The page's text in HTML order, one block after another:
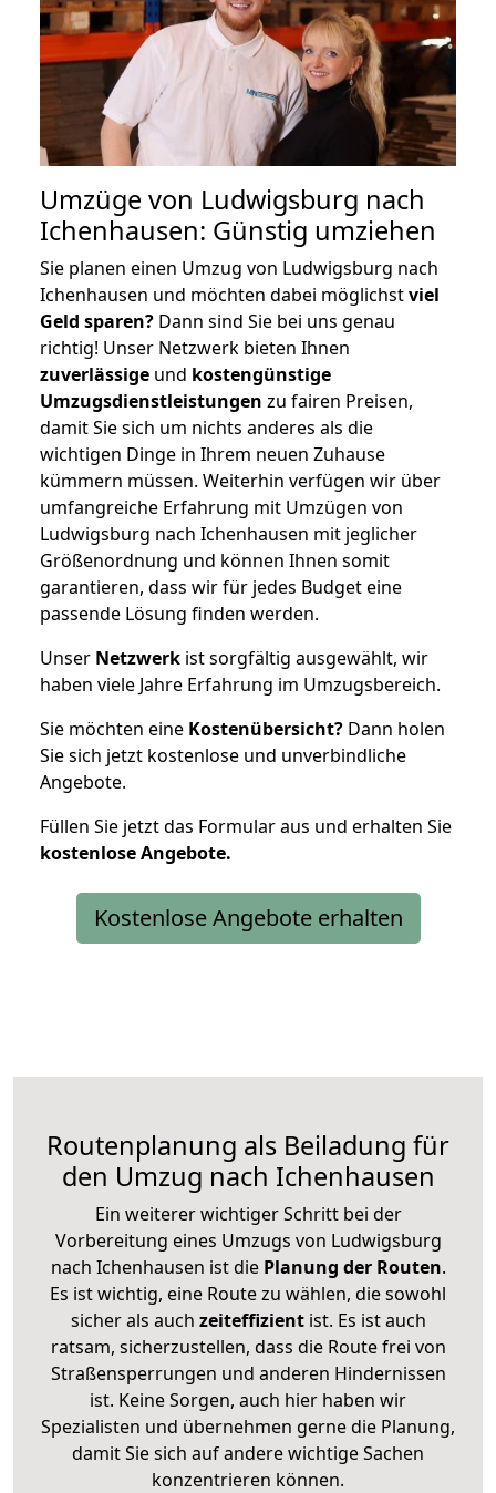
Umzüge von Ludwigsburg nach
Ichenhausen: Günstig umziehen
Sie planen einen Umzug von Ludwigsburg nach
Ichenhausen und möchten dabei möglichstviel
Geld sparen? Dann sind Sie bei uns genau
richtig! Unser Netzwerk bieten Ihnen
zuverlässige und kostengünstige
Umzugsdienstleistungen zu fairen Preisen,
damit Sie sich um nichts anderes als die
wichtigen Dinge in Ihrem neuen Zuhause
kümmern müssen. Weiterhin verfügen wir über
umfangreiche Erfahrung mit Umzügen von
Ludwigsburg nach Ichenhausen mit jeglicher
Größenordnung und können Ihnen somit
garantieren, dass wir für jedes Budget eine
passende Lösung finden werden.
Unser Netzwerk ist sorgfältig ausgewählt, wir
haben viele Jahre Erfahrung im Umzugsbereich.
Sie möchten eine Kostenübersicht? Dann holen
Sie sich jetzt kostenlose und unverbindliche
Angebote.
Füllen Sie jetzt das Formular aus und erhalten Sie
kostenloseAngebote.
Kostenlose Angebote erhalten
Routenplanung als Beiladung für
den Umzug nach Ichenhausen
Ein weiterer wichtiger Schritt bei der
Vorbereitung eines Umzugs von Ludwigsburg
nach Ichenhausen ist diePlanung der Routen.
Es ist wichtig, eine Route zu wählen, die sowohl
sicher als auch zeiteffizientist. Es ist auch
ratsam, sicherzustellen, dass die Route frei von
Straßensperrungen und anderen Hindernissen
ist. Keine Sorgen, auch hier haben wir
Spezialisten und übernehmen gerne die Planung,
damit Sie sich auf andere wichtige Sachen
konzentrieren können.